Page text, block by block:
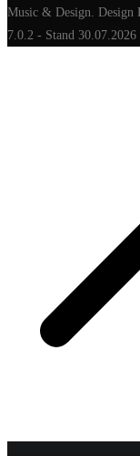
Music & Design. Design
7.0.2 - Stand 30.07.2026